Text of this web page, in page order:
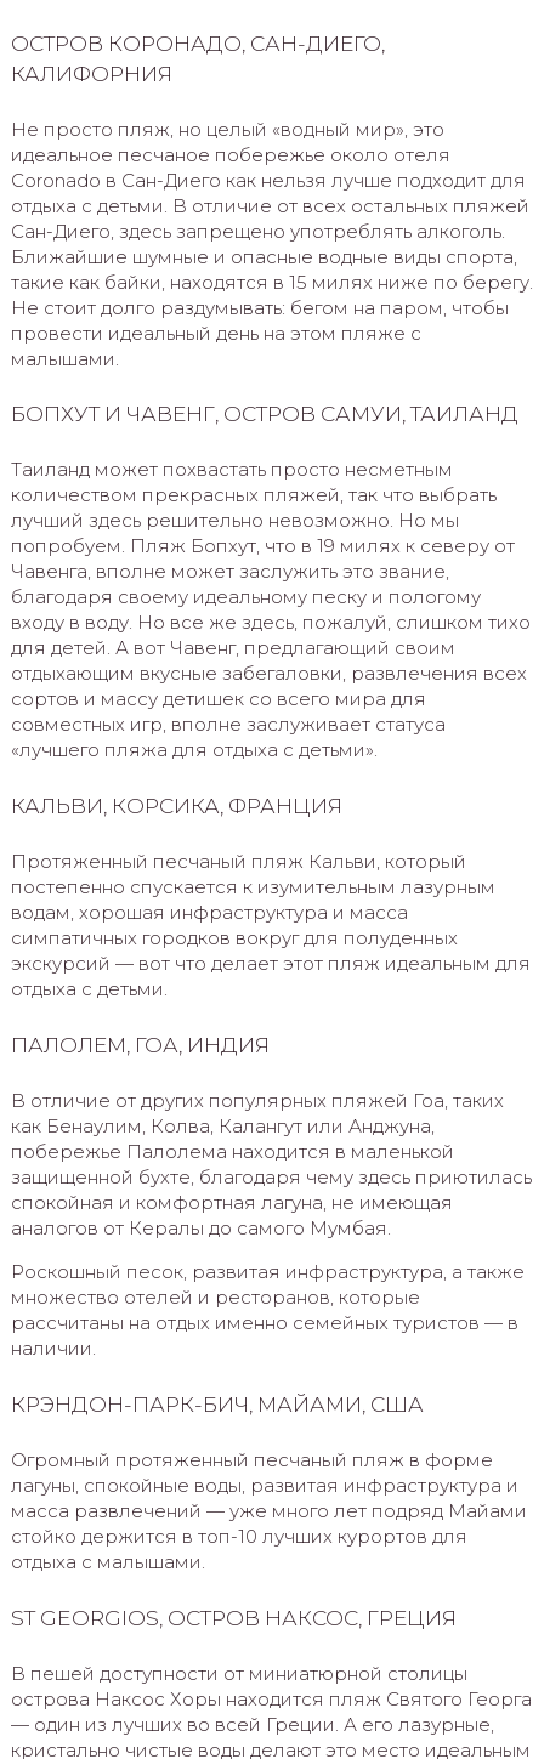
ОСТРОВ КОРОНАДО, САН-ДИЕГО,
КАЛИФОРНИЯ
Не просто пляж, но целый «водный мир», это
идеальное песчаное побережье около отеля
Coronado в Сан-Диего как нельзя лучше подходит для
отдыха с детьми. В отличие от всех остальных пляжей
Сан-Диего, здесь запрещено употреблять алкоголь.
Ближайшие шумные и опасные водные виды спорта,
такие как байки, находятся в 15 милях ниже по берегу.
Не стоит долго раздумывать: бегом на паром, чтобы
провести идеальный день на этом пляже с
малышами.
БОПХУТ И ЧАВЕНГ, ОСТРОВ САМУИ, ТАИЛАНД
Таиланд может похвастать просто несметным
количеством прекрасных пляжей, так что выбрать
лучший здесь решительно невозможно. Но мы
попробуем. Пляж Бопхут, что в 19 милях к северу от
Чавенга, вполне может заслужить это звание,
благодаря своему идеальному песку и пологому
входу в воду. Но все же здесь, пожалуй, слишком тихо
для детей. А вот Чавенг, предлагающий своим
отдыхающим вкусные забегаловки, развлечения всех
сортов и массу детишек со всего мира для
совместных игр, вполне заслуживает статуса
«лучшего пляжа для отдыха с детьми».
КАЛЬВИ, КОРСИКА, ФРАНЦИЯ
Протяженный песчаный пляж Кальви, который
постепенно спускается к изумительным лазурным
водам, хорошая инфраструктура и масса
симпатичных городков вокруг для полуденных
экскурсий — вот что делает этот пляж идеальным для
отдыха с детьми.
ПАЛОЛЕМ, ГОА, ИНДИЯ
В отличие от других популярных пляжей Гоа, таких
как Бенаулим, Колва, Калангут или Анджуна,
побережье Палолема находится в маленькой
защищенной бухте, благодаря чему здесь приютилась
спокойная и комфортная лагуна, не имеющая
аналогов от Кералы до самого Мумбая.
Роскошный песок, развитая инфраструктура, а также
множество отелей и ресторанов, которые
рассчитаны на отдых именно семейных туристов — в
наличии.
КРЭНДОН-ПАРК-БИЧ, МАЙАМИ, США
Огромный протяженный песчаный пляж в форме
лагуны, спокойные воды, развитая инфраструктура и
масса развлечений — уже много лет подряд Майами
стойко держится в топ-10 лучших курортов для
отдыха с малышами.
ST GEORGIOS, ОСТРОВ НАКСОС, ГРЕЦИЯ
В пешей доступности от миниатюрной столицы
острова Наксос Хоры находится пляж Святого Георга
— один из лучших во всей Греции. А его лазурные,
кристально чистые воды делают это место идеальным